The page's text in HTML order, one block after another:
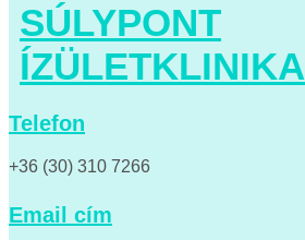
SÚLYPONT
ÍZÜLETKLINIKA
Telefon
+36 (30) 310 7266
Email cím